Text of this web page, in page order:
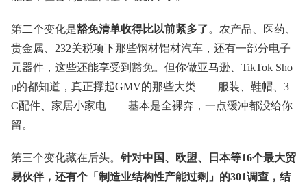
第二个变化是豁免清单收得比以前紧多了。农产品、医药、
贵金属、232关税项下那些钢材铝材汽车，还有一部分电子
元器件，这些还能享受到豁免。但你做亚马逊、TikTok Sho
p的都知道，真正撑起GMV的那些大类——服装、鞋帽、3
C配件、家居小家电——基本是全裸奔，一点缓冲都没给你
留。
第三个变化藏在后头。 针对中国、欧盟、日本等16个最大贸
易伙伴，还有个「制造业结构性产能过剩」的301调查，结